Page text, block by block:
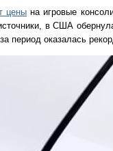
цены на игровые
в США
период оказалась